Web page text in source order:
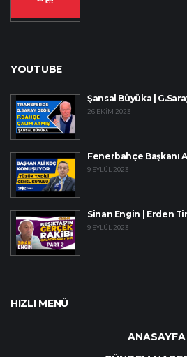
YOUTUBE
Şansal Büyüka |
26 EKIM 2023
Fenerbahçe Başkanı
9 EYLÜL 2023
Sinan Engin | Erden
9 EYLÜL 2023
HIZLI MENÜ
ANASAYFA